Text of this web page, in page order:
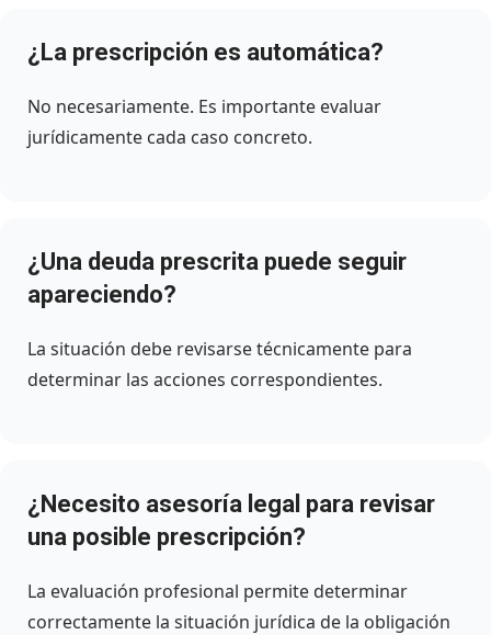
¿La prescripción es automática?
No necesariamente. Es importante evaluar
jurídicamente cada caso concreto.
¿Una deuda prescrita puede seguir
apareciendo?
La situación debe revisarse técnicamente para
determinar las acciones correspondientes.
¿Necesito asesoría legal para revisar
una posible prescripción?
La evaluación profesional permite determinar
correctamente la situación jurídica de la obligación